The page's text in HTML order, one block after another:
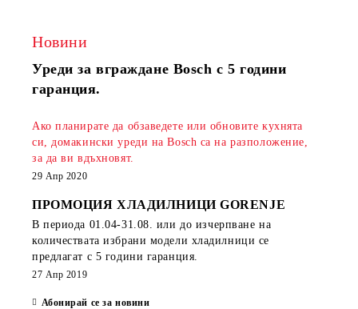
Новини
Уреди за вграждане Bosch с 5 години
гаранция.
Ако планирате да обзаведете или обновите кухнята
си, домакински уреди на Bosch са на разположение,
за да ви вдъхновят.
29 Апр 2020
ПРОМОЦИЯ ХЛАДИЛНИЦИ GORENJE
В периода 01.04-31.08.
или до изчерпване на
количествата избрани модели хладилници се
предлагат с 5 години гаранция.
27 Апр 2019
Абонирай се за новини